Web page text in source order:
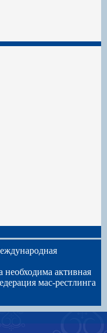
необходима активная
мас-рестлинга